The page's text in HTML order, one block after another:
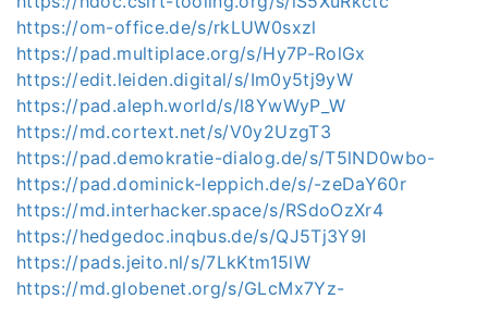
https://om-office.de/s/rkLUW0sxzl
https://pad.multiplace.org/s/Hy7P-RolGx
https://edit.leiden.digital/s/Im0y5tj9yW
https://pad.aleph.world/s/l8YwWyP_W
https://md.cortext.net/s/V0y2UzgT3
https://pad.demokratie-dialog.de/s/T5lND0wbo-
https://pad.dominick-leppich.de/s/-zeDaY60r
https://md.interhacker.space/s/RSdoOzXr4
https://hedgedoc.inqbus.de/s/QJ5Tj3Y9I
https://pads.jeito.nl/s/7LkKtm15lW
https://md.globenet.org/s/GLcMx7Yz-